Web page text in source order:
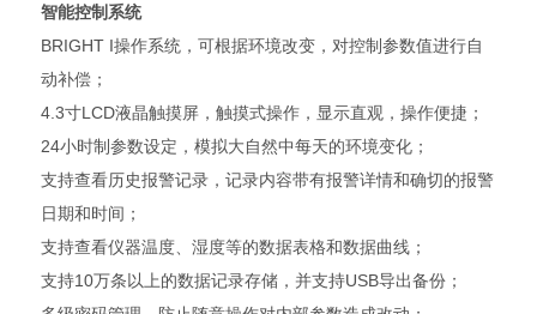
智能控制系统
BRIGHT I操作系统，可根据环境改变，对控制参数值进行自
动补偿；
4.3寸LCD液晶触摸屏，触摸式操作，显示直观，操作便捷；
24小时制参数设定，模拟大自然中每天的环境变化；
支持查看历史报警记录，记录内容带有报警详情和确切的报警
日期和时间；
支持查看仪器温度、湿度等的数据表格和数据曲线；
支持10万条以上的数据记录存储，并支持USB导出备份；